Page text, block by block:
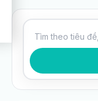
Tìm kiếm bài viết